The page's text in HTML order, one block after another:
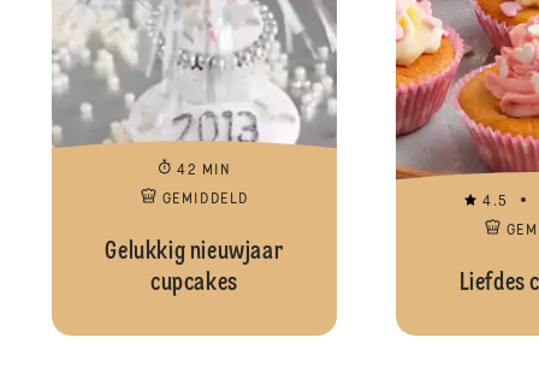
42 MIN
GEMIDDELD
Gelukkig nieuwjaar
cupcakes
4.5
Liefdes